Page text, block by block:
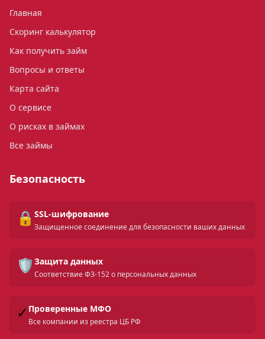
Главная
Скоринг калькулятор
Как получить займ
Вопросы и ответы
Карта сайта
О сервисе
О рисках в займах
Все займы
Безопасность
🔒 SSL-шифрование
Защищенное соединение для безопасности ваших данных
🛡️ Защита данных
Соответствие ФЗ-152 о персональных данных
✓ Проверенные МФО
Все компании из реестра ЦБ РФ